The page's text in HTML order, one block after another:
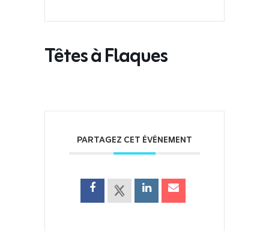
Têtes à Flaques
PARTAGEZ CET ÉVÉNEMENT